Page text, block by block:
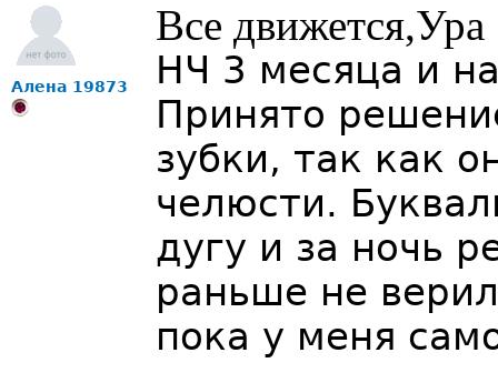
Алена 19873
Все движется,Ура
НЧ 3 месяца и
Принято
зубки, так как
челюсти.
дугу и за ночь
раньше не
пока у меня